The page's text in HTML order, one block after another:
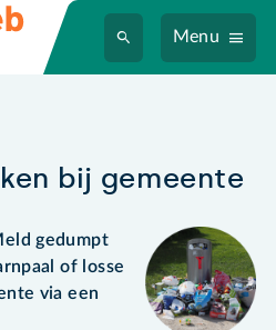
Menu
bij gemeente
gedumpt
of losse
via een